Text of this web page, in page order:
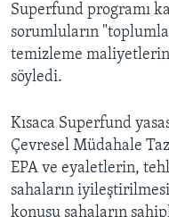
Superfund programı
sorumluların
temizleme
söyledi.
Kısaca Superfund
Çevresel Müdahale
EPA ve eyaletlerin,
sahaların
konusu sahaların